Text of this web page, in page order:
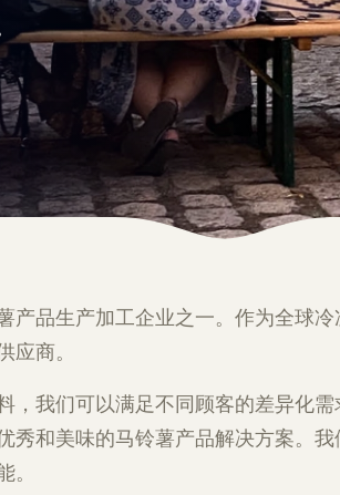
产品生产加工企业之一。作为全球
商。
，我们可以满足不同顾客的差异化
秀和美味的马铃薯产品解决方案。